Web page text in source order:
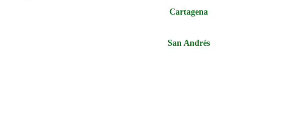
Cartagena
San Andrés